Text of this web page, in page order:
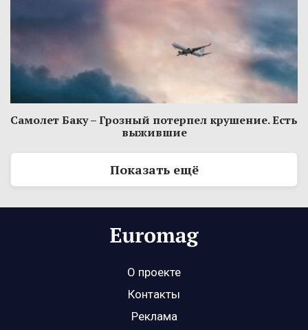
Самолет Баку – Грозный потерпел крушение. Есть
выжившие
Показать ещё
О проекте
Контакты
Реклама